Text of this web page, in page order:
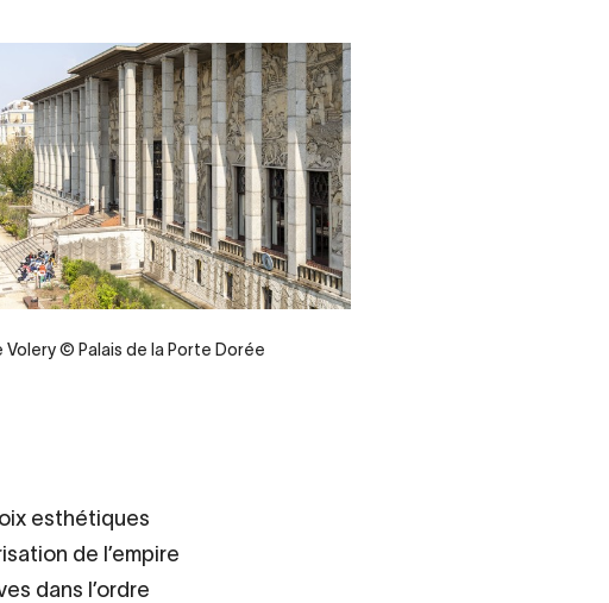
Volery © Palais de la Porte Dorée
esthétiques
de l’empire
dans l’ordre